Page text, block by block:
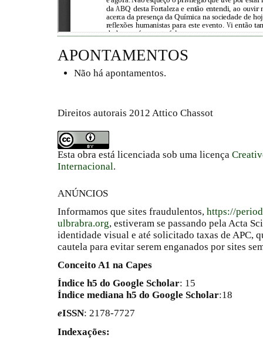
APONTAMENTOS
Não há apontamentos.
Direitos autorais 2012 Attico Chassot
Esta obra está licenciada sob uma licença
Internacional.
ANÚNCIOS
Informamos que sites fraudulentos, https://
ulbrabra.org, estiveram se passando pela Acta
identidade visual e até solicitado taxas de APC,
cautela para evitar serem enganados por sites
Conceito A1 na Capes
Índice h5 do Google Scholar: 15
Índice mediana h5 do Google Scholar:18
eISSN: 2178-7727
Indexações: